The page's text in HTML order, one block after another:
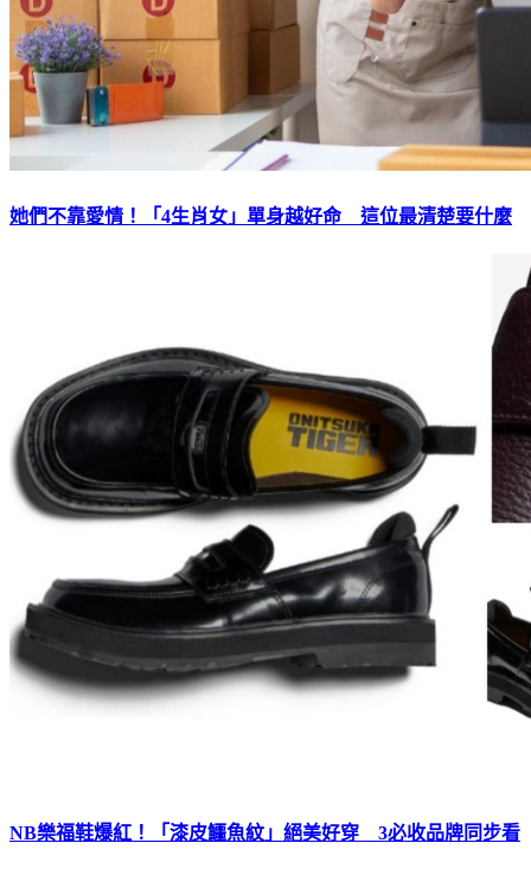
她們不靠愛情！「4生肖女」單身越好命 這位最清楚要什麼
NB樂福鞋爆紅！「漆皮鱷魚紋」絕美好穿 3必收品牌同步看